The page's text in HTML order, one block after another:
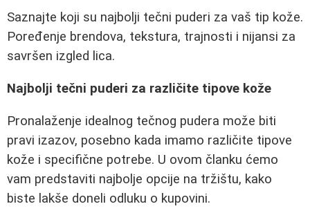
Saznajte koji su najbolji tečni puderi za vaš tip kože.
Poređenje brendova, tekstura, trajnosti i nijansi za
savršen izgled lica.
Najbolji tečni puderi za različite tipove kože
Pronalaženje idealnog tečnog pudera može biti
pravi izazov, posebno kada imamo različite tipove
kože i specifične potrebe. U ovom članku ćemo
vam predstaviti najbolje opcije na tržištu, kako
biste lakše doneli odluku o kupovini.